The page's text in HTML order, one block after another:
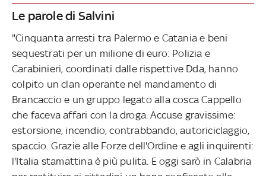
Le parole di Salvini
"Cinquanta arresti tra Palermo e Catania e beni
sequestrati per un milione di euro: Polizia e
Carabinieri, coordinati dalle rispettive Dda, hanno
colpito un clan operante nel mandamento di
Brancaccio e un gruppo legato alla cosca Cappello
che faceva affari con la droga. Accuse gravissime:
estorsione, incendio, contrabbando, autoriciclaggio,
spaccio. Grazie alle Forze dell'Ordine e agli inquirenti:
l'Italia stamattina è più pulita. E oggi sarò in Calabria